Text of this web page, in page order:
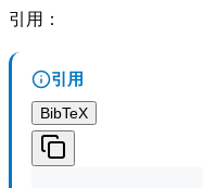
引用：
引用
BibTeX